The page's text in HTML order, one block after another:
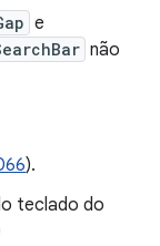
e
não
).
teclado do